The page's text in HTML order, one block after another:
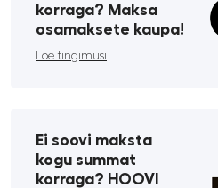
korraga? Maksa
osamaksete kaupa!
Loe tingimusi
Ei soovi maksta
kogu summat
korraga? HOOVI